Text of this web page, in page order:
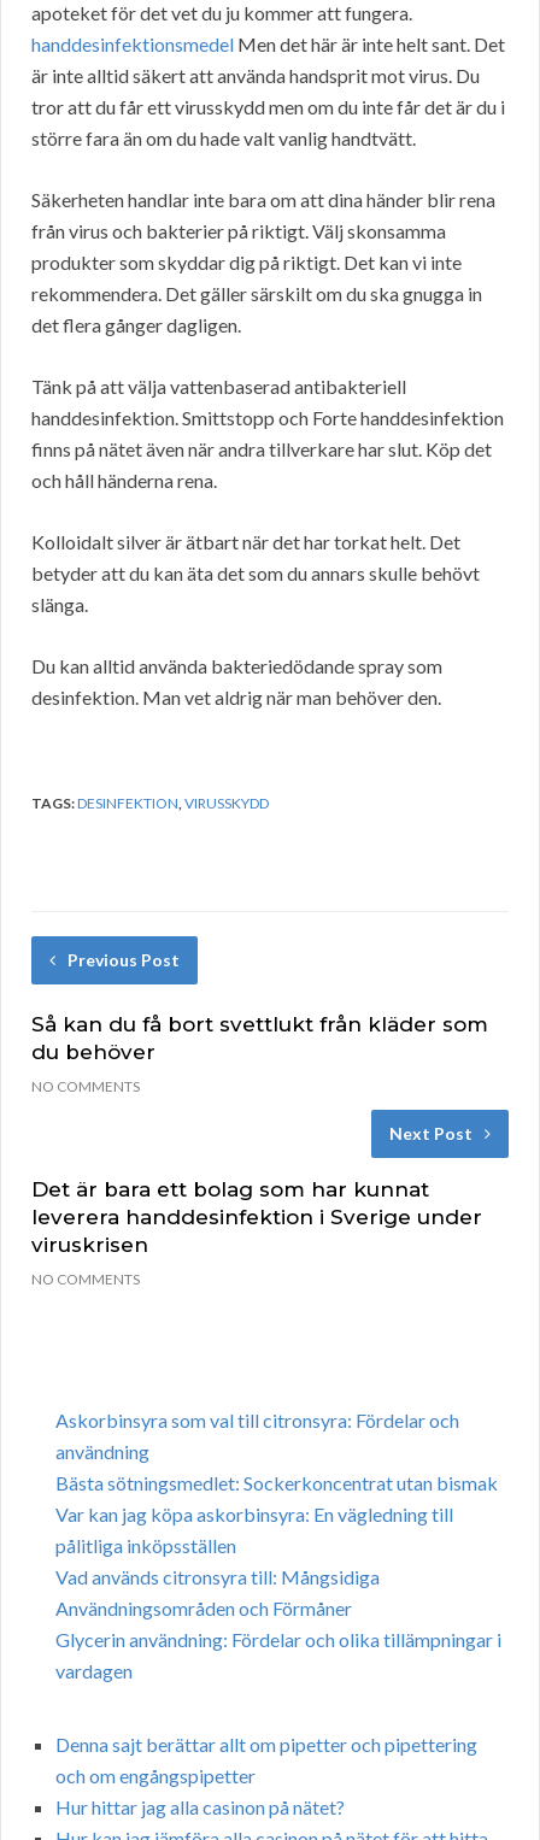
apoteket för det vet du ju kommer att fungera.
handdesinfektionsmedel Men det här är inte helt sant. Det
är inte alltid säkert att använda handsprit mot virus. Du
tror att du får ett virusskydd men om du inte får det är du i
större fara än om du hade valt vanlig handtvätt.
Säkerheten handlar inte bara om att dina händer blir rena
från virus och bakterier på riktigt. Välj skonsamma
produkter som skyddar dig på riktigt. Det kan vi inte
rekommendera. Det gäller särskilt om du ska gnugga in
det flera gånger dagligen.
Tänk på att välja vattenbaserad antibakteriell
handdesinfektion. Smittstopp och Forte handdesinfektion
finns på nätet även när andra tillverkare har slut. Köp det
och håll händerna rena.
Kolloidalt silver är ätbart när det har torkat helt. Det
betyder att du kan äta det som du annars skulle behövt
slänga.
Du kan alltid använda bakteriedödande spray som
desinfektion. Man vet aldrig när man behöver den.
TAGS:DESINFEKTION,VIRUSSKYDD
Previous Post
Så kan du få bort svettlukt från kläder som
du behöver
NO COMMENTS
Next Post
Det är bara ett bolag som har kunnat
leverera handdesinfektion i Sverige under
viruskrisen
NO COMMENTS
Askorbinsyra som val till citronsyra: Fördelar och
användning
Bästa sötningsmedlet: Sockerkoncentrat utan bismak
Var kan jag köpa askorbinsyra: En vägledning till
pålitliga inköpsställen
Vad används citronsyra till: Mångsidiga
Användningsområden och Förmåner
Glycerin användning: Fördelar och olika tillämpningar i
vardagen
Denna sajt berättar allt om pipetter och pipettering
och om engångspipetter
Hur hittar jag alla casinon på nätet?